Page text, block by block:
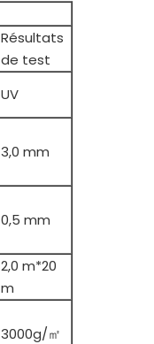
Résultats
de test
UV
3,0 mm
0,5 mm
2,0 m*20
m
3000g/㎡